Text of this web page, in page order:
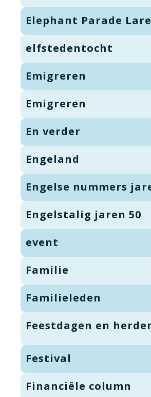
Elephant Parade
elfstedentocht
Emigreren
Emigreren
En verder
Engeland
Engelse nummers
Engelstalig jaren 50
event
Familie
Familieleden
Feestdagen en
Festival
Financiële column